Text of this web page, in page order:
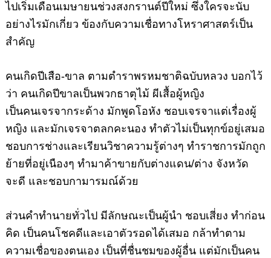
ไปเริ่มเดือนเมษายนช่วงสงกรานต์ปีใหม่ ซึ่งใครจะนับ
อย่างไรมักเกี่ยว ข้องกับความเชื่อทางโหราศาสตร์เป็น
สำคัญ
คนเกิดปีเสือ-ขาล ตามตำราพรหมชาติฉบับหลวง บอกไว้
ว่า คนเกิดปีขาลเป็นพวกธาตุไม้ ผีเสื้อผู้หญิง
เป็นคนเจรจากระด้าง มักพูดโอหัง ชอบเจรจาแต่เรื่องผู้
หญิง และมักเจรจาตลกคะนอง ทำตัวไม่เป็นทุกข์อยู่เสมอ
ชอบการช่างและเรียนวิชาความรู้ต่างๆ ทำราชการมักถูก
ย้ายที่อยู่เนืองๆ ทำมาค้าขายกับต่างแดน/ต่าง จังหวัด
จะดี และชอบกามารมณ์ด้วย
ส่วนคำทำนายทั่วไป มีลักษณะเป็นผู้นำ ชอบเสี่ยง ทำก่อน
คิด เป็นคนโชคดีและเอาตัวรอดได้เสมอ กล้าทำตาม
ความเชื่อของตนเอง เป็นที่ชื่นชมของผู้อื่น แต่มักเป็นคน